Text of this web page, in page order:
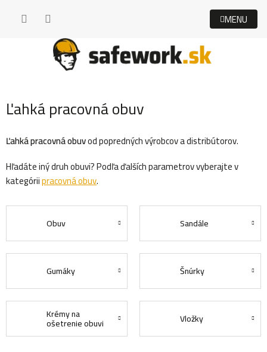
Ľahká pracovná obuv
Ľahká pracovná obuvod popredných výrobcov a distribútorov.
Hľadáte iný druh obuvi? Podľa ďalších parametrov vyberajte v
kategóriipracovná obuv.
Obuv Sandále
Gumáky Šnúrky
Krémy na
ošetrenie obuvi Vložky